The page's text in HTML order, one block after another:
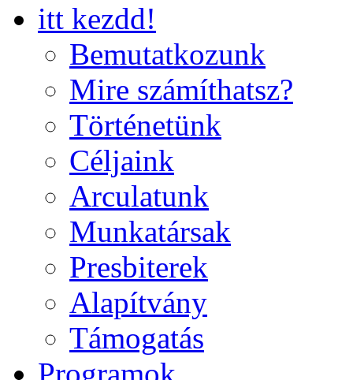
itt kezdd!
Bemutatkozunk
Mire számíthatsz?
Történetünk
Céljaink
Arculatunk
Munkatársak
Presbiterek
Alapítvány
Támogatás
Programok